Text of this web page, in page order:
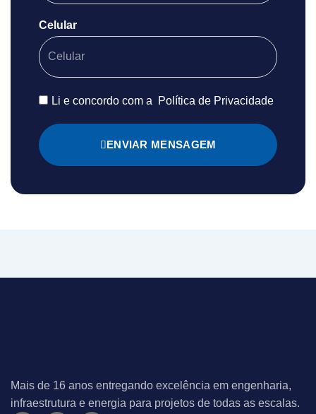
Celular
Li e concordo com a Política de Privacidade
ENVIAR MENSAGEM
Mais de 16 anos entregando excelência em engenharia,
infraestrutura e energia para projetos de todas as escalas.